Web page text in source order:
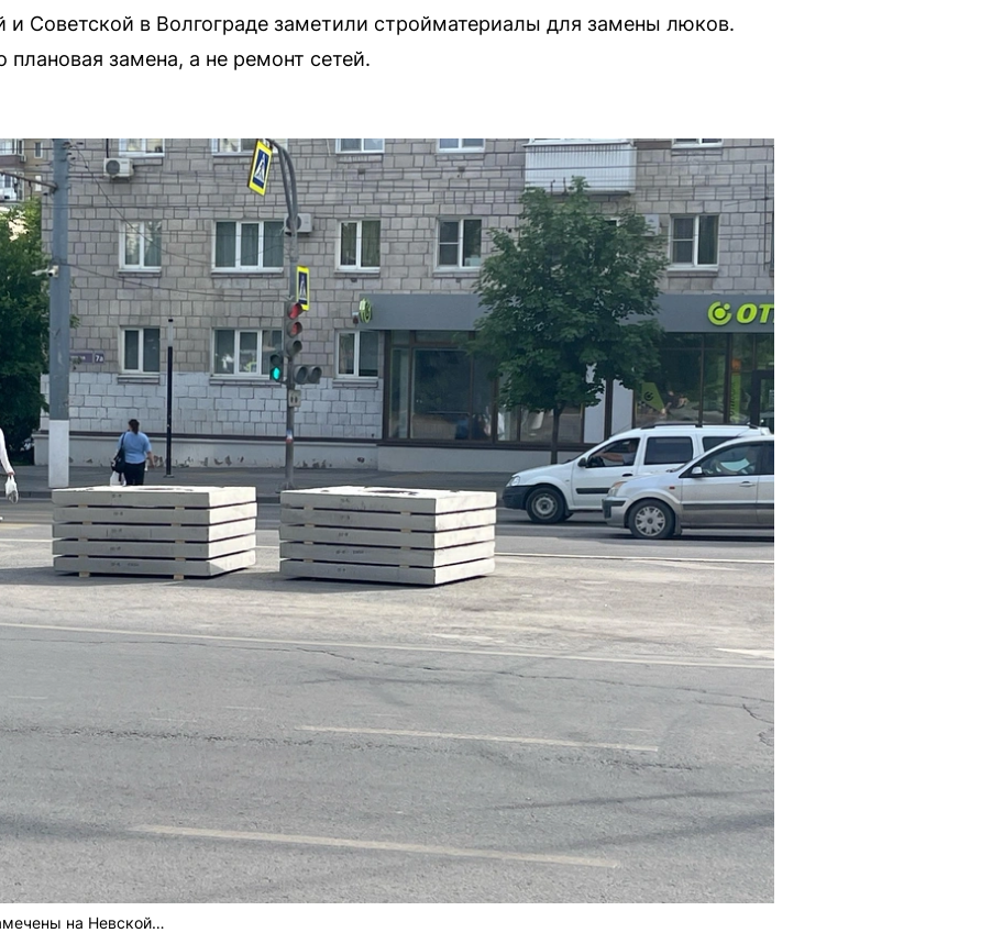
и Советской в Волгограде заметили стройматериалы для замены люков.
плановая замена, а не ремонт сетей.
на Невской…